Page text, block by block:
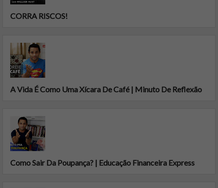
CORRA RISCOS!
A Vida É Como Uma Xícara De Café | Minuto De Reflexão
Como Sair Da Poupança? | Educação Financeira Express